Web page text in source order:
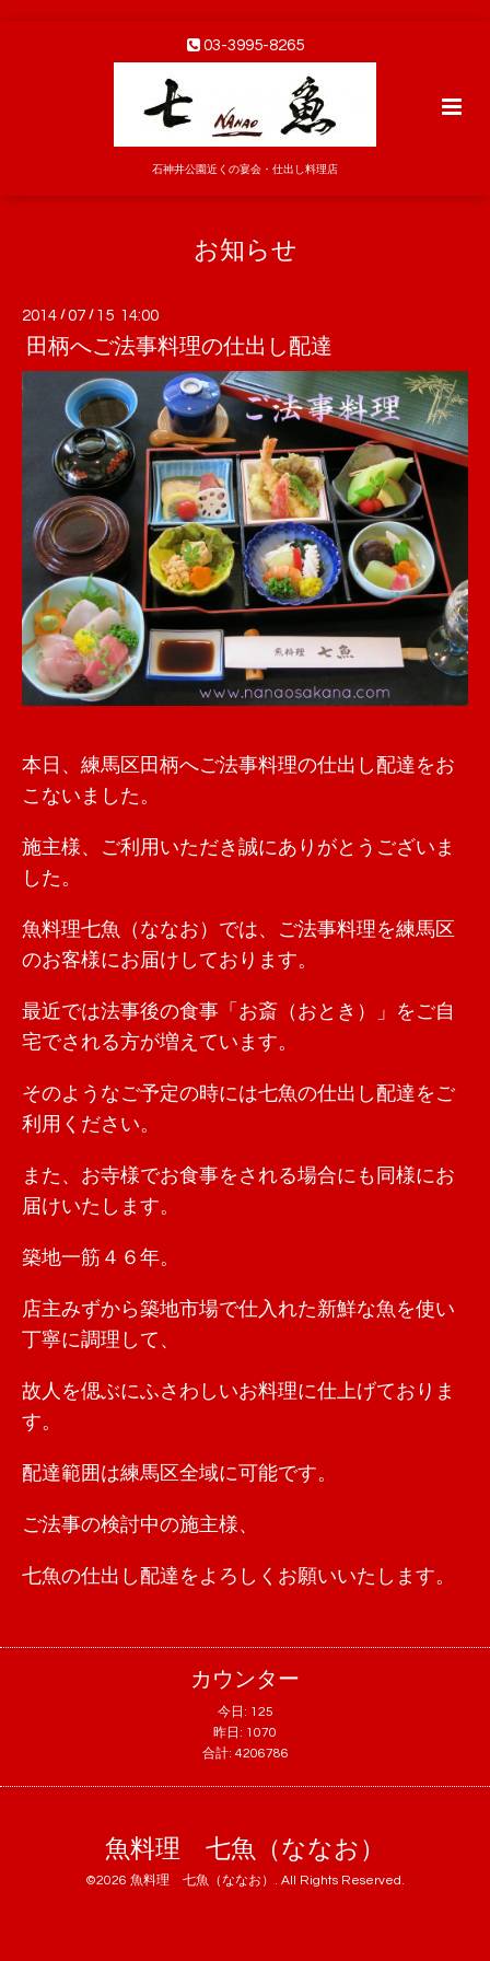
03-3995-8265
石神井公園近くの宴会・仕出し料理店
お知らせ
2014 /07 / 15 14:00
田柄へご法事料理の仕出し配達
本日、練馬区田柄へご法事料理の仕出し配達をお
こないました。
施主様、ご利用いただき誠にありがとうございま
した。
魚料理七魚（ななお）では、ご法事料理を練馬区
のお客様にお届けしております。
最近では法事後の食事「お斎（おとき）」をご自
宅でされる方が増えています。
そのようなご予定の時には七魚の仕出し配達をご
利用ください。
また、お寺様でお食事をされる場合にも同様にお
届けいたします。
築地一筋４６年。
店主みずから築地市場で仕入れた新鮮な魚を使い
丁寧に調理して、
故人を偲ぶにふさわしいお料理に仕上げておりま
す。
配達範囲は練馬区全域に可能です。
ご法事の検討中の施主様、
七魚の仕出し配達をよろしくお願いいたします。
カウンター
今日: 125
昨日: 1070
合計: 4206786
魚料理 七魚（ななお）
©2026 魚料理 七魚（ななお） . All Rights Reserved.